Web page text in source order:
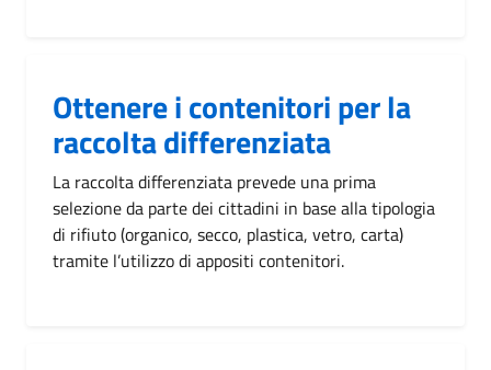
Ottenere i contenitori per la
raccolta differenziata
La raccolta differenziata prevede una prima
selezione da parte dei cittadini in base alla tipologia
di rifiuto (organico, secco, plastica, vetro, carta)
tramite l’utilizzo di appositi contenitori.